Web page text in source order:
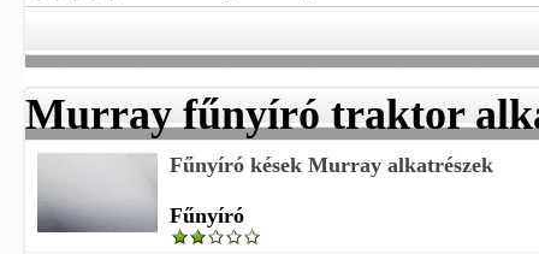
Murray fűnyíró traktor
Fűnyíró kések Murray alkatrészek
Fűnyíró